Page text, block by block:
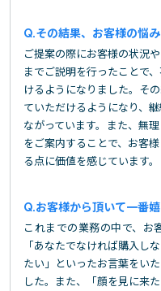
その結果、お客様の悩
ご提案の際にお客様の状況
までご説明を行ったことで
けるようになりました。そ
ていただけるようになり、
ながっています。また、無
をご案内することで、お客
る点に価値を感じています。
お客様から頂いて一番
これまでの業務の中で、お
「あなたでなければ購入し
たい」といったお言葉をい
した。また、「顔を見に来